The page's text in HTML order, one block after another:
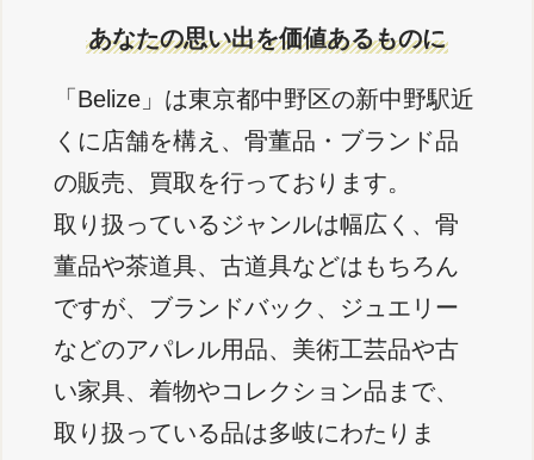
あなたの思い出を価値あるものに
「Belize」は東京都中野区の新中野駅近
くに店舗を構え、骨董品・ブランド品
の販売、買取を行っております。
取り扱っているジャンルは幅広く、骨
董品や茶道具、古道具などはもちろん
ですが、ブランドバック、ジュエリー
などのアパレル用品、美術工芸品や古
い家具、着物やコレクション品まで、
取り扱っている品は多岐にわたりま